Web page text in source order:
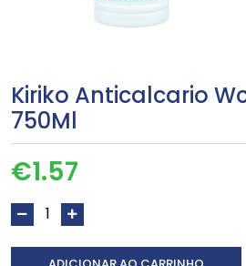
Kiriko Anticalcario
750Ml
€1.57